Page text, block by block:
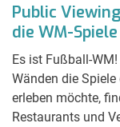
Public
die WM-
Es ist Fußball-
Wänden die
erleben möchte,
Restaurants und